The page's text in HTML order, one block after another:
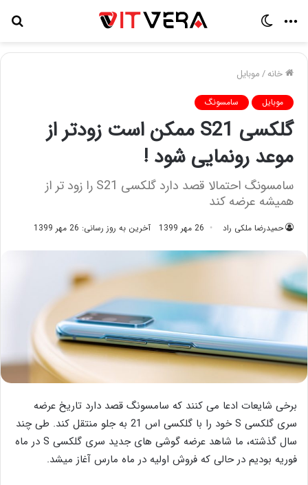
منو
خانه/موبایل
موبایل سامسونگ
گلکسی S21 ممکن است زودتر از
موعد رونمایی شود !
سامسونگ احتمالا قصد دارد گلکسی S21 را زود تر از
همیشه عرضه کند
حمیدرضا ملکی راد 26 مهر 1399 آخرین به روز رسانی: 26 مهر 1399
برخی شایعات ادعا می کنند که سامسونگ قصد دارد تاریخ عرضه
سری گلکسی S خود را با گلکسی اس 21 به جلو منتقل کند. طی چند
سال گذشته، ما شاهد عرضه گوشی های جدید سری گلکسی S در ماه
فوریه بودیم در حالی که فروش اولیه در ماه مارس آغاز میشد.